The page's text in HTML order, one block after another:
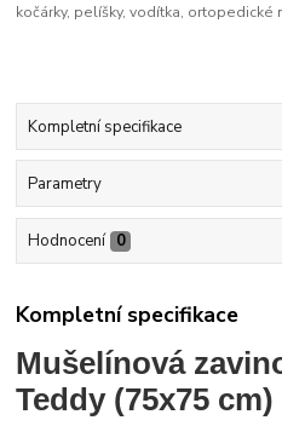
kočárky, pelíšky, vodítka, ortopedické
Kompletní specifikace
Parametry
Hodnocení 0
Kompletní specifikace
Mušelínová
Teddy (75x75